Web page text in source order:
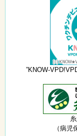
”KNOW-
（病児